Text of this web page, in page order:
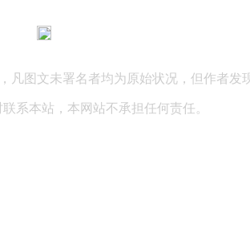
图文未署名者均为原始状况，但作者发
系本站，本网站不承担任何责任。